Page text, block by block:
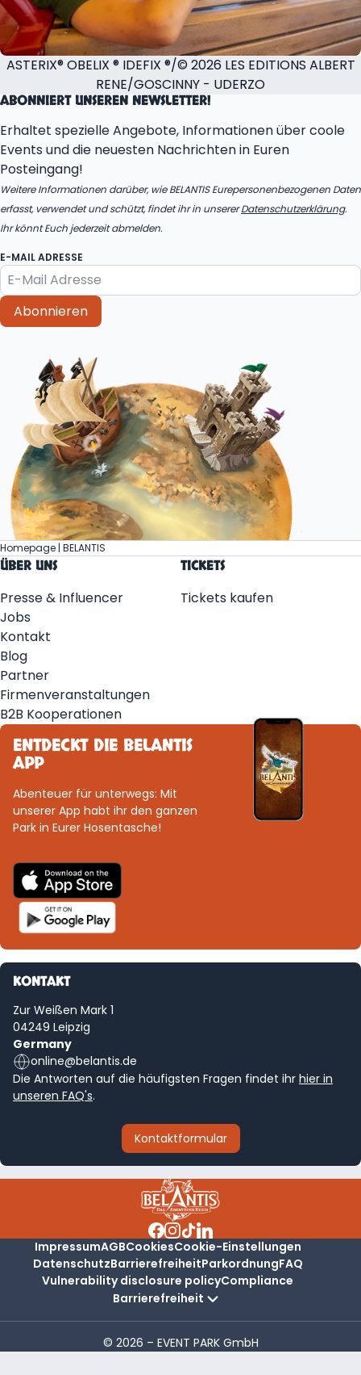
ASTERIX® OBELIX ® IDEFIX ®/© 2026 LES EDITIONS ALBERT
RENE/GOSCINNY - UDERZO
ABONNIERT UNSEREN NEWSLETTER!
Erhaltet spezielle Angebote, Informationen über coole
Events und die neuesten Nachrichten in Euren
Posteingang!
Weitere Informationen darüber, wie BELANTIS Eurepersonenbezogenen Daten
erfasst, verwendet und schützt, findet ihr in unsererDatenschutzerklärung.
Ihr könnt Euch jederzeit abmelden.
E-MAIL ADRESSE
Abonnieren
Homepage | BELANTIS
ÜBER UNS
Presse & Influencer
Jobs
Kontakt
Blog
Partner
Firmenveranstaltungen
B2B Kooperationen
TICKETS
Tickets kaufen
ENTDECKT DIE BELANTIS
APP
Abenteuer für unterwegs: Mit
unserer App habt ihr den ganzen
Park in Eurer Hosentasche!
KONTAKT
Zur Weißen Mark 1
04249 Leipzig
Germany
online@belantis.de
Die Antworten auf die häufigsten Fragen findet ihr hier in
unseren FAQ's.
Kontaktformular
ImpressumAGBCookiesCookie-Einstellungen
DatenschutzBarrierefreiheitParkordnungFAQ
Vulnerability disclosure policyCompliance
Barrierefreiheit
© 2026 – EVENT PARK GmbH